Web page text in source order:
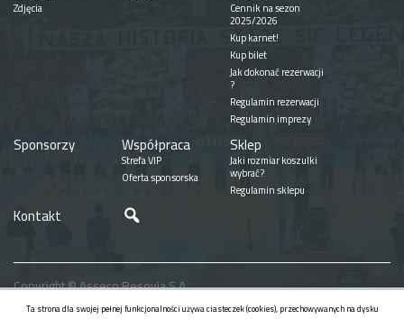
Zdjęcia Cennik na sezon
2025/2026
Kup karnet!
Kup bilet
Jak dokonać rezerwacji
?
Regulamin rezerwacji
Regulamin imprezy
Sponsorzy Współpraca
Strefa VIP
Oferta sponsorska
Sklep
Jaki rozmiar koszulki
wybrać?
Regulamin sklepu
Kontakt
Copyright © Asseco Resovia S.A.
Realizacja
Ta strona dla swojej pełnej funkcjonalności używa ciasteczek (cookies), przechowywanych na dysku